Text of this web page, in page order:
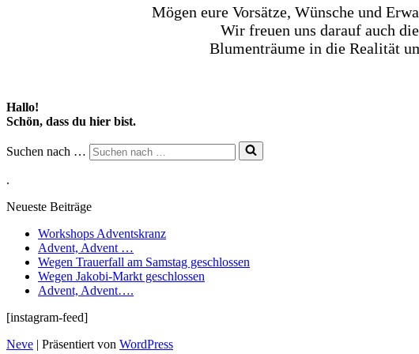
Mögen eure Vorsätze, Wünsche und
Wir freuen uns darauf auch
Blumenträume in die Realität
Hallo!
Schön, dass du hier bist.
Suchen nach …
.
Neueste Beiträge
Workshops Adventskranz
Advent, Advent …
Wegen Trauerfall am Samstag geschlossen
Wegen Jakobi-Markt geschlossen
Advent, Advent….
[instagram-feed]
Neve | Präsentiert von WordPress